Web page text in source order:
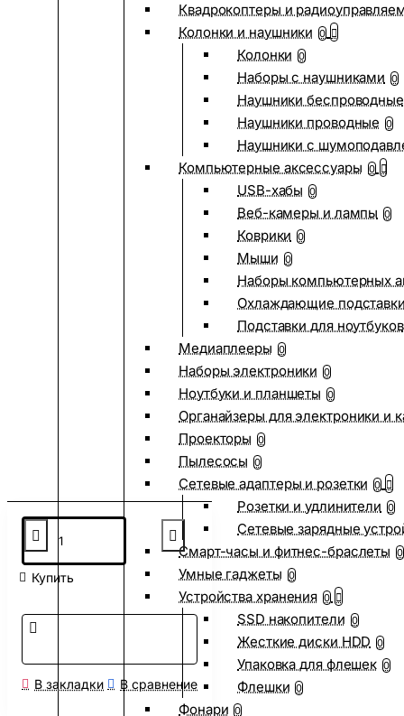
Квадрокоптеры и
Колонки и наушники 0
Колонки 0
Наборы с наушниками 0
Наушники беспроводные
Наушники проводные 0
Наушники с
Компьютерные аксессуары 0
USB-хабы 0
Веб-камеры и лампы 0
Коврики 0
Мыши 0
Наборы компьютерных
Охлаждающие
Подставки для ноутбуков
Медиаплееры 0
Наборы электроники 0
Ноутбуки и планшеты 0
Органайзеры для электроники и
Проекторы 0
Пылесосы 0
Сетевые адаптеры и розетки 0
Розетки и удлинители 0
Сетевые зарядные
Смарт-часы и фитнес-браслеты 0
Умные гаджеты 0
Устройства хранения 0
SSD накопители 0
Жесткие диски HDD 0
Упаковка для флешек 0
Флешки 0
Фонари 0
Купить
В закладки В сравнение